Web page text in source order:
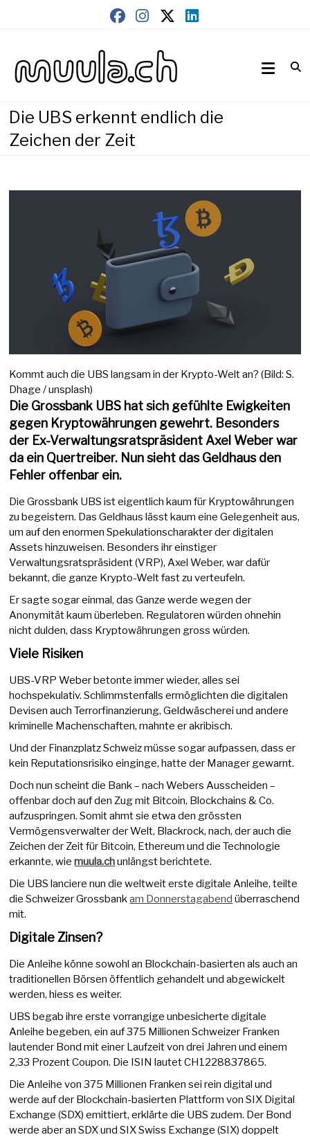
muula.ch
Die UBS erkennt endlich die
Zeichen der Zeit
Kommt auch die UBS langsam in der Krypto-Welt an? (Bild: S.
Dhage / unsplash)
Die Grossbank UBS hat sich gefühlte Ewigkeiten
gegen Kryptowährungen gewehrt. Besonders
der Ex-Verwaltungsratspräsident Axel Weber war
da ein Quertreiber. Nun sieht das Geldhaus den
Fehler offenbar ein.
Die Grossbank UBS ist eigentlich kaum für Kryptowährungen
zu begeistern. Das Geldhaus lässt kaum eine Gelegenheit aus,
um auf den enormen Spekulationscharakter der digitalen
Assets hinzuweisen. Besonders ihr einstiger
Verwaltungsratspräsident (VRP), Axel Weber, war dafür
bekannt, die ganze Krypto-Welt fast zu verteufeln.
Er sagte sogar einmal, das Ganze werde wegen der
Anonymität kaum überleben. Regulatoren würden ohnehin
nicht dulden, dass Kryptowährungen gross würden.
Viele Risiken
UBS-VRP Weber betonte immer wieder, alles sei
hochspekulativ. Schlimmstenfalls ermöglichten die digitalen
Devisen auch Terrorfinanzierung, Geldwäscherei und andere
kriminelle Machenschaften, mahnte er akribisch.
Und der Finanzplatz Schweiz müsse sogar aufpassen, dass er
kein Reputationsrisiko einginge, hatte der Manager gewarnt.
Doch nun scheint die Bank – nach Webers Ausscheiden –
offenbar doch auf den Zug mit Bitcoin, Blockchains & Co.
aufzuspringen. Somit ahmt sie etwa den grössten
Vermögensverwalter der Welt, Blackrock, nach, der auch die
Zeichen der Zeit für Bitcoin, Ethereum und die Technologie
erkannte, wiemuula.chunlängst berichtete.
Die UBS lanciere nun die weltweit erste digitale Anleihe, teilte
die Schweizer Grossbankam Donnerstagabend überraschend
mit.
Digitale Zinsen?
Die Anleihe könne sowohl an Blockchain-basierten als auch an
traditionellen Börsen öffentlich gehandelt und abgewickelt
werden, hiess es weiter.
UBS begab ihre erste vorrangige unbesicherte digitale
Anleihe begeben, ein auf 375 Millionen Schweizer Franken
lautender Bond mit einer Laufzeit von drei Jahren und einem
2,33 Prozent Coupon. Die ISIN lautet CH1228837865.
Die Anleihe von 375 Millionen Franken sei rein digital und
werde auf der Blockchain-basierten Plattform von SIX Digital
Exchange (SDX) emittiert, erklärte die UBS zudem. Der Bond
werde aber an SDX und SIX Swiss Exchange (SIX) doppelt